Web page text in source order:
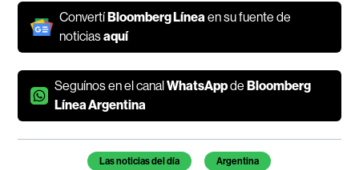
ConvertíBloomberg Líneaen su fuente de
noticiasaquí
Seguínos en el canalWhatsAppdeBloomberg
Línea Argentina
Temas de este artículo
Las noticias del día Argentina